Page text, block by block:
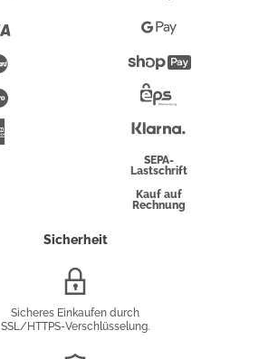
Maestro
Pay
Google
Pay
Überweisung
SEPA-
Lastschrift
Kauf auf
Rechnung
Sicherheit
Sicheres Einkaufen durch
SSL/HTTPS-Verschlüsselung.